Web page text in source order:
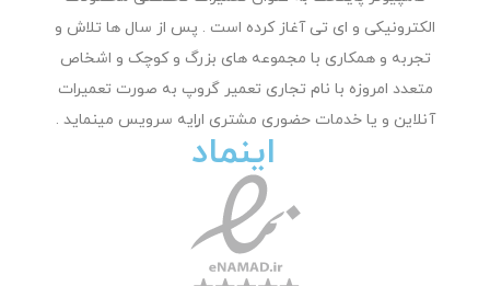
الکترونیکی و ای تی آغاز کرده است . پس از سال ها تلاش و
تجربه و همکاری با مجموعه های بزرگ و کوچک و اشخاص
متعدد امروزه با نام تجاری تعمیر گروپ به صورت تعمیرات
آنلاین و یا خدمات حضوری مشتری اراِیه سرویس مینماید .
اینماد